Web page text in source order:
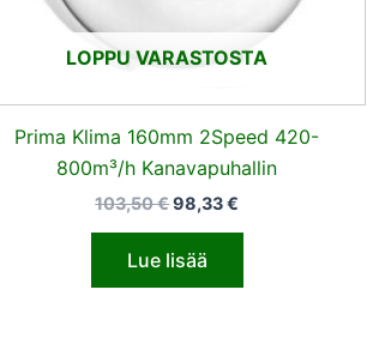
LOPPU VARASTOSTA
Prima Klima 160mm 2Speed 420-
800m³/h Kanavapuhallin
103,50€98,33€
Lue lisää